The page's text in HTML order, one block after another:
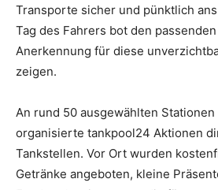
Transporte sicher und pünktlich
Tag des Fahrers bot den
Anerkennung für diese
zeigen.
An rund 50 ausgewählten
organisierte tankpool24 Aktionen
Tankstellen. Vor Ort wurden
Getränke angeboten, kleine